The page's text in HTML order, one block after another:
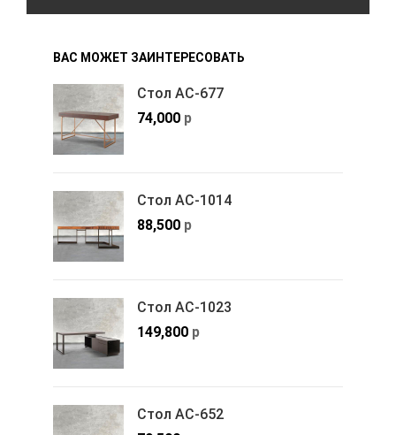
ВАС МОЖЕТ ЗАИНТЕРЕСОВАТЬ
Стол АС-677
74,000 р
Стол АС-1014
88,500 р
Стол АС-1023
149,800 р
Стол АС-652